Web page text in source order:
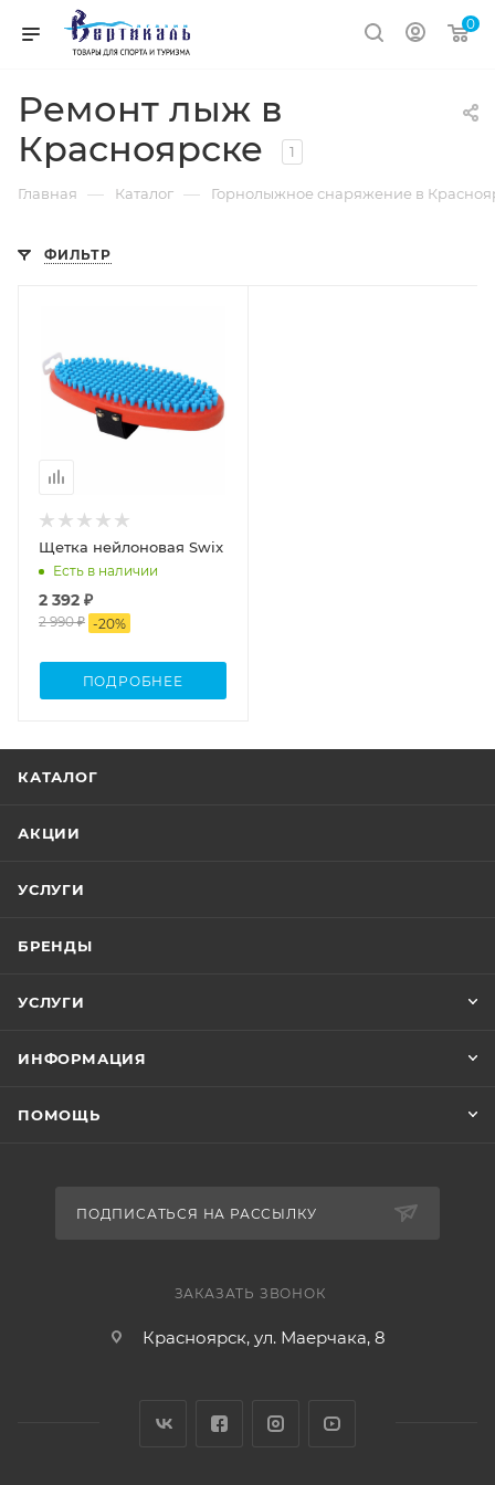
0
Ремонт лыж в
Красноярске
1
Главная — Каталог — Горнолыжное снаряжение в
ФИЛЬТР
Щетка нейлоновая Swix
Есть в наличии
2 392 ₽
2 990 ₽ -20%
ПОДРОБНЕЕ
КАТАЛОГ
АКЦИИ
УСЛУГИ
БРЕНДЫ
УСЛУГИ
ИНФОРМАЦИЯ
ПОМОЩЬ
ПОДПИСАТЬСЯ НА РАССЫЛКУ
ЗАКАЗАТЬ ЗВОНОК
Красноярск, ул. Маерчака, 8